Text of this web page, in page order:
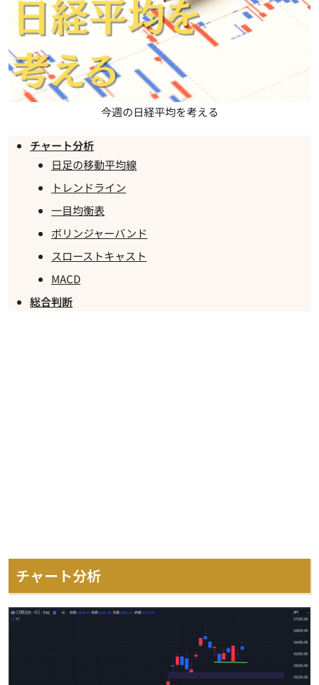
今週の日経平均を考える
チャート分析
日足の移動平均線
トレンドライン
一目均衡表
ボリンジャーバンド
スローストキャスト
MACD
総合判断
チャート分析